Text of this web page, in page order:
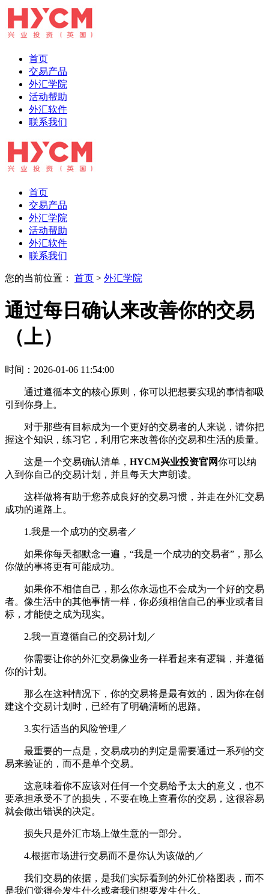
首页
交易产品
外汇学院
活动帮助
外汇软件
联系我们
首页
交易产品
外汇学院
活动帮助
外汇软件
联系我们
您的当前位置： 首页 > 外汇学院
通过每日确认来改善你的交易
（上）
时间：2026-01-06 11:54:00
通过遵循本文的核心原则，你可以把想要实现的事情都吸
引到你身上。
对于那些有目标成为一个更好的交易者的人来说，请你把
握这个知识，练习它，利用它来改善你的交易和生活的质量。
这是一个交易确认清单， HYCM兴业投资官网你可以纳
入到你自己的交易计划，并且每天大声朗读。
这样做将有助于您养成良好的交易习惯，并走在外汇交易
成功的道路上。
1.我是一个成功的交易者／
如果你每天都默念一遍，“我是一个成功的交易者”，那么
你做的事将更有可能成功。
如果你不相信自己，那么你永远也不会成为一个好的交易
者。像生活中的其他事情一样，你必须相信自己的事业或者目
标，才能使之成为现实。
2.我一直遵循自己的交易计划／
你需要让你的外汇交易像业务一样看起来有逻辑，并遵循
你的计划。
那么在这种情况下，你的交易将是最有效的，因为你在创
建这个交易计划时，已经有了明确清晰的思路。
3.实行适当的风险管理／
最重要的一点是，交易成功的判定是需要通过一系列的交
易来验证的，而不是单个交易。
这意味着你不应该对任何一个交易给予太大的意义，也不
要承担承受不了的损失，不要在晚上查看你的交易，这很容易
就会做出错误的决定。
损失只是外汇市场上做生意的一部分。
4.根据市场进行交易而不是你认为该做的／
我们交易的依据，是我们实际看到的外汇价格图表，而不
是我们觉得会发生什么或者我们想要发生什么。